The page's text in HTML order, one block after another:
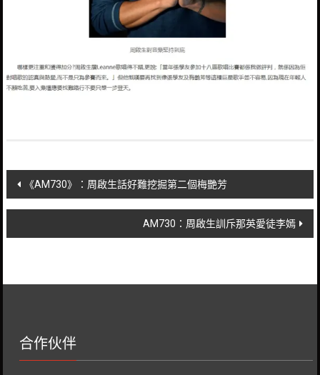
Post
navigation
《AM730》：周啟生話好難挖掘第二個梅艷芳
AM730：周啟生訓斥那英愛徒李嫣
合作伙伴